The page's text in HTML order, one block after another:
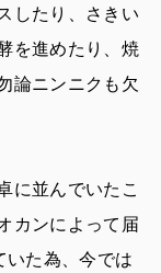
したり、さきい
を進めたり、焼
論ニンニクも欠
に並んでいたこ
カンによって届
いた為、今では